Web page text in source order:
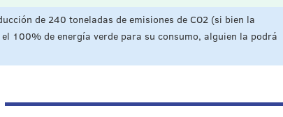
de 240 toneladas de emisiones de CO2 (si bien la
100% de energía verde para su consumo, alguien la podrá